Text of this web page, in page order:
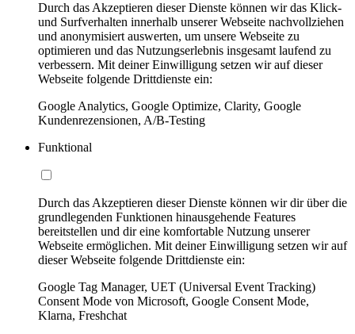
Durch das Akzeptieren dieser Dienste können wir das Klick-
und Surfverhalten innerhalb unserer Webseite nachvollziehen
und anonymisiert auswerten, um unsere Webseite zu
optimieren und das Nutzungserlebnis insgesamt laufend zu
verbessern. Mit deiner Einwilligung setzen wir auf dieser
Webseite folgende Drittdienste ein:
Google Analytics, Google Optimize, Clarity, Google
Kundenrezensionen, A/B-Testing
Funktional
Durch das Akzeptieren dieser Dienste können wir dir über die
grundlegenden Funktionen hinausgehende Features
bereitstellen und dir eine komfortable Nutzung unserer
Webseite ermöglichen. Mit deiner Einwilligung setzen wir auf
dieser Webseite folgende Drittdienste ein:
Google Tag Manager, UET (Universal Event Tracking)
Consent Mode von Microsoft, Google Consent Mode,
Klarna, Freshchat